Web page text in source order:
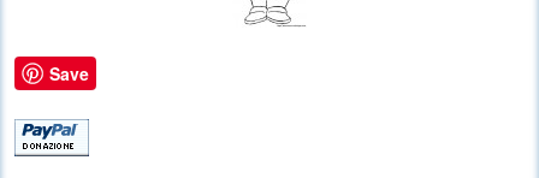
Save